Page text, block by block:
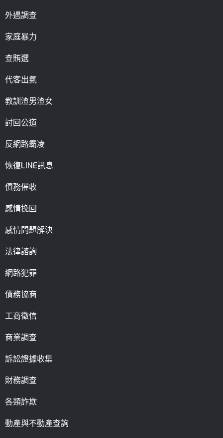
外遇調查
家庭暴力
查賄選
代客出氣
教訓渣男渣女
討回公道
反網路霸凌
恢復LINE訊息
債務催收
感情挽回
感情問題解決
法律諮詢
網路犯罪
債務協商
工商徵信
商業調查
訴訟證據收集
財務調查
各類詐欺
動產與不動產查詢